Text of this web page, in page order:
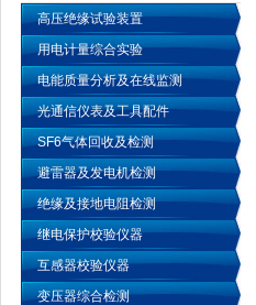
高压绝缘试验装置
用电计量综合实验
电能质量分析及在线监测
光通信仪表及工具配件
SF6气体回收及检测
避雷器及发电机检测
绝缘及接地电阻检测
继电保护校验仪器
互感器校验仪器
变压器综合检测